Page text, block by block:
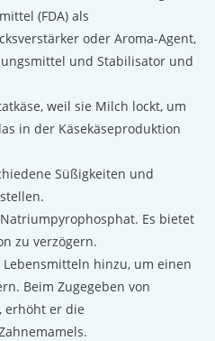
(FDA) als
oder Aroma-Agent,
und Stabilisator und
weil sie Milch lockt, um
in der Käsekäseproduktion
Süßigkeiten und
Es bietet
zu verzögern.
Lebensmitteln hinzu, um einen
Beim Zugegeben von
erhöht er die